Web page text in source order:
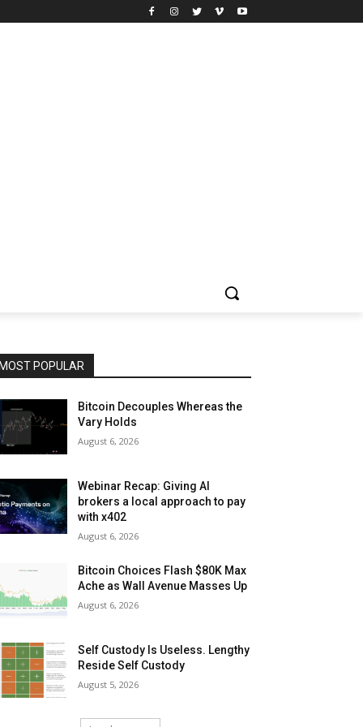
MOST POPULAR
Bitcoin Decouples Whereas the
Vary Holds
August 6, 2026
Webinar Recap: Giving AI
brokers a local approach to pay
with x402
August 6, 2026
Bitcoin Choices Flash $80K Max
Ache as Wall Avenue Masses Up
August 6, 2026
Self Custody Is Useless. Lengthy
Reside Self Custody
August 5, 2026